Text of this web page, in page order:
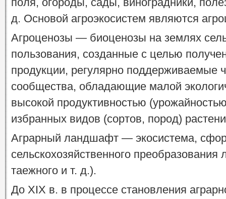
д. Основой агроэкосистем являются
Агроценозы — биоценозы на землях
пользования, созданные с целью
продукции, регулярно поддерживаемые
сообщества, обладающие малой
высокой продуктивностью
избранных видов (сортов, пород)
Аграрный ландшафт — экосистема,
сельскохозяйственного
таежного и т. д.).
До XIX в. в процессе становления